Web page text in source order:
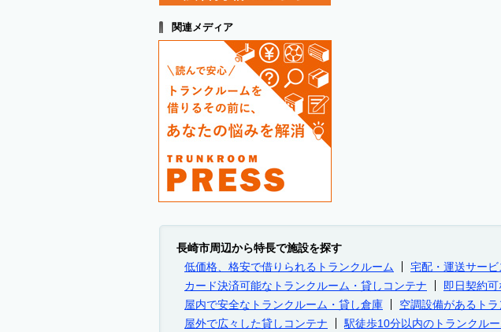
関連メディア
長崎市周辺から特長で施設を探す
低価格、格安で借りられるトランクルーム
宅配・運送サー
カード決済可能なトランクルーム・貸しコンテナ
即日契約
屋内で安全なトランクルーム・貸し倉庫
空調設備があるト
屋外で広々した貸しコンテナ
駅徒歩10分以内のトランクル